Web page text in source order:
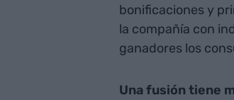
bonificaciones y
la compañía con
ganadores los
Una fusión tiene